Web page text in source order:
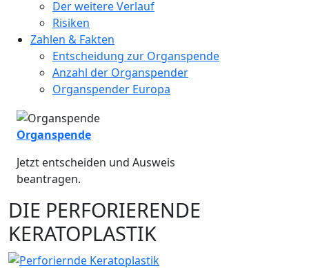
Der weitere Verlauf
Risiken
Zahlen & Fakten
Entscheidung zur Organspende
Anzahl der Organspender
Organspender Europa
Organspende
Jetzt entscheiden und Ausweis
beantragen.
DIE PERFORIERENDE
KERATOPLASTIK